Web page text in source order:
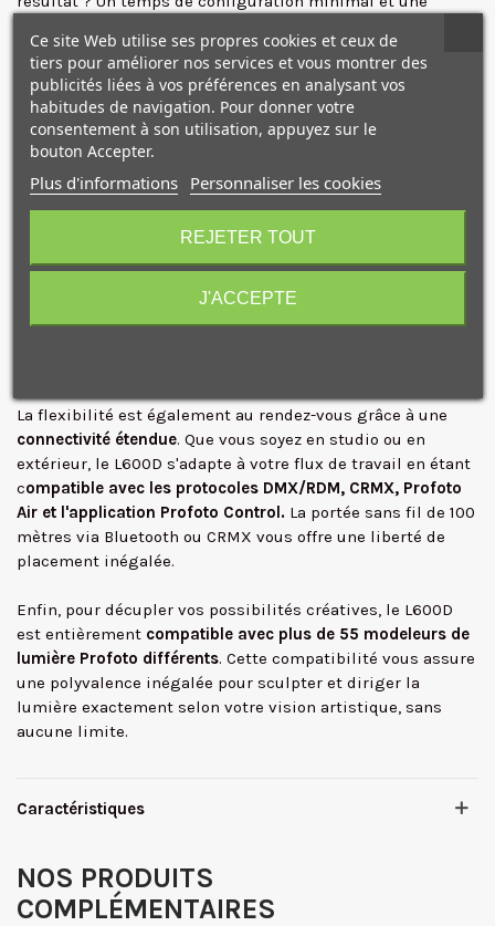
Doté duProfoto Core , lemoteur LED de pointe, le L600D
délivre une qualité de lumière incomparable, avec un
de 99et unSSI de 86. Cela garantit des tons de peau
naturels et précis, ainsi qu'une reproduction vive et fidèle
plage de variation fluide sur 16 bits, vous permettant
d'ajuster l'intensité lumineuse de 0,1 % à 100 % avec une
précision chirurgicale. De plus, il est totalement sans
La flexibilité est également au rendez-vous grâce à une
connectivité étendue. Que vous soyez en studio ou en
extérieur, le L600D s'adapte à votre flux de travail en étant
compatible avec les protocoles DMX/RDM, CRMX, Profoto
Air et l'application Profoto Control. La portée sans fil de 100
mètres via Bluetooth ou CRMX vous offre une liberté de
placement inégalée.
Enfin, pour décupler vos possibilités créatives, le L600D
est entièrement compatible avec plus de 55 modeleurs de
lumière Profoto différents. Cette compatibilité vous assure
une polyvalence inégalée pour sculpter et diriger la
lumière exactement selon votre vision artistique, sans
aucune limite.
Caractéristiques
NOS PRODUITS
COMPLÉMENTAIRES
Ce site Web utilise ses propres cookies et ceux de
tiers pour améliorer nos services et vous montrer des
publicités liées à vos préférences en analysant vos
habitudes de navigation. Pour donner votre
consentement à son utilisation, appuyez sur le
bouton Accepter.
Plus d'informations Personnaliser les cookies
REJETER TOUT
J'ACCEPTE
10€ OFFERTS sur votre
premier achat !
J'accepte de recevoir des SMS de la part de la marque.
Obtenir mon code promo.